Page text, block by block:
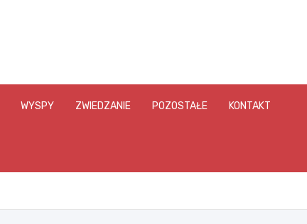
WYSPY ZWIEDZANIE POZOSTAŁE KONTAKT